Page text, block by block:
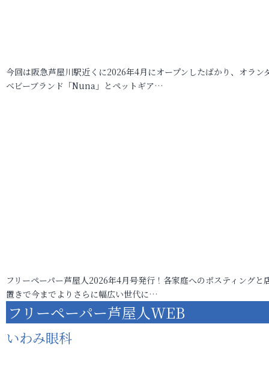
今回は阪急芦屋川駅近くに2026年4月にオープンしたばかり、オラン
ベビーブランド「Nuna」とペットギア…
フリーペーパー芦屋人2026年4月号発行！各家庭へのポスティングと
置きで今までよりさらに幅広い世代に…
フリーペーパー芦屋人WEB
いわみ眼科